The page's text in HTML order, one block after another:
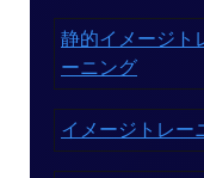
静的イメージト
ーニング
イメージトレー